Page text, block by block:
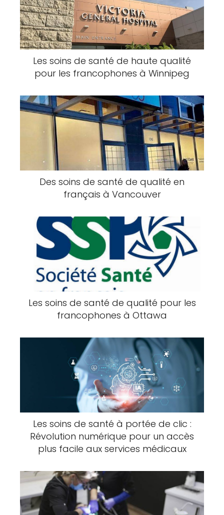
Les soins de santé de haute qualité
pour les francophones à Winnipeg
Des soins de santé de qualité en
français à Vancouver
Les soins de santé de qualité pour les
francophones à Ottawa
Les soins de santé à portée de clic :
Révolution numérique pour un accès
plus facile aux services médicaux